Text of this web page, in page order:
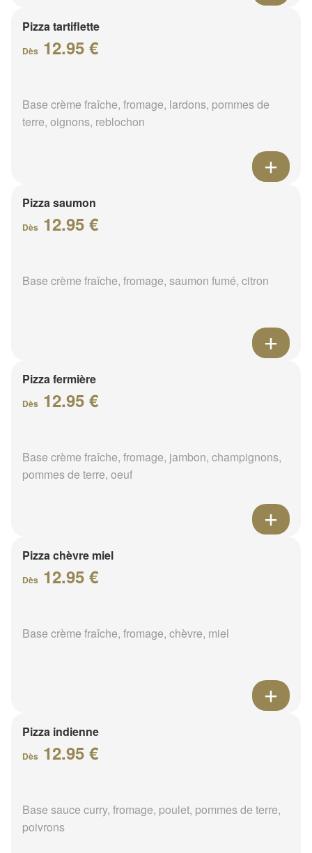
Pizza tartiflette
Dès 12.95 €
Base crème fraîche, fromage, lardons, pommes de
terre, oignons, reblochon
Pizza saumon
Dès 12.95 €
Base crème fraîche, fromage, saumon fumé, citron
Pizza fermière
Dès 12.95 €
Base crème fraîche, fromage, jambon, champignons,
pommes de terre, oeuf
Pizza chèvre miel
Dès 12.95 €
Base crème fraîche, fromage, chèvre, miel
Pizza indienne
Dès 12.95 €
Base sauce curry, fromage, poulet, pommes de terre,
poivrons